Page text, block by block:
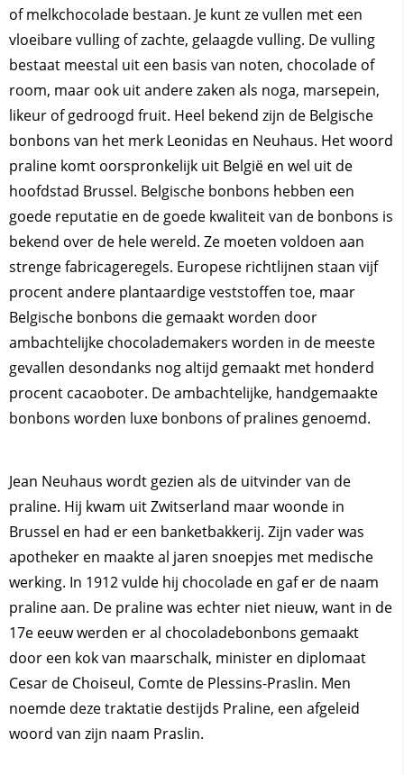
of melkchocolade bestaan. Je kunt ze vullen met een
vloeibare vulling of zachte, gelaagde vulling. De vulling
bestaat meestal uit een basis van noten, chocolade of
room, maar ook uit andere zaken als noga, marsepein,
likeur of gedroogd fruit. Heel bekend zijn de Belgische
bonbons van het merk Leonidas en Neuhaus. Het woord
praline komt oorspronkelijk uit België en wel uit de
hoofdstad Brussel. Belgische bonbons hebben een
goede reputatie en de goede kwaliteit van de bonbons is
bekend over de hele wereld. Ze moeten voldoen aan
strenge fabricageregels. Europese richtlijnen staan vijf
procent andere plantaardige veststoffen toe, maar
Belgische bonbons die gemaakt worden door
ambachtelijke chocolademakers worden in de meeste
gevallen desondanks nog altijd gemaakt met honderd
procent cacaoboter. De ambachtelijke, handgemaakte
bonbons worden luxe bonbons of pralines genoemd.
Jean Neuhaus wordt gezien als de uitvinder van de
praline. Hij kwam uit Zwitserland maar woonde in
Brussel en had er een banketbakkerij. Zijn vader was
apotheker en maakte al jaren snoepjes met medische
werking. In 1912 vulde hij chocolade en gaf er de naam
praline aan. De praline was echter niet nieuw, want in de
17e eeuw werden er al chocoladebonbons gemaakt
door een kok van maarschalk, minister en diplomaat
Cesar de Choiseul, Comte de Plessins-Praslin. Men
noemde deze traktatie destijds Praline, een afgeleid
woord van zijn naam Praslin.